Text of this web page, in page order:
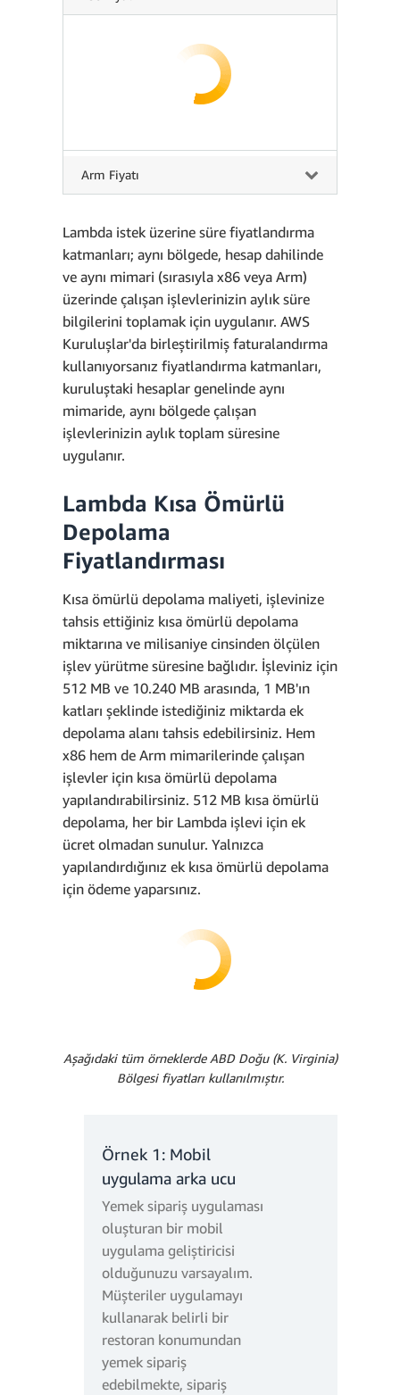
Arm Fiyatı
Lambda istek üzerine süre fiyatlandırma
katmanları; aynı bölgede, hesap dahilinde
ve aynı mimari (sırasıyla x86 veya Arm)
üzerinde çalışan işlevlerinizin aylık süre
bilgilerini toplamak için uygulanır. AWS
Kuruluşlar'da birleştirilmiş faturalandırma
kullanıyorsanız fiyatlandırma katmanları,
kuruluştaki hesaplar genelinde aynı
mimaride, aynı bölgede çalışan
işlevlerinizin aylık toplam süresine
uygulanır.
Lambda Kısa Ömürlü
Depolama
Fiyatlandırması
Kısa ömürlü depolama maliyeti, işlevinize
tahsis ettiğiniz kısa ömürlü depolama
miktarına ve milisaniye cinsinden ölçülen
işlev yürütme süresine bağlıdır. İşleviniz için
512 MB ve 10.240 MB arasında, 1 MB'ın
katları şeklinde istediğiniz miktarda ek
depolama alanı tahsis edebilirsiniz. Hem
x86 hem de Arm mimarilerinde çalışan
işlevler için kısa ömürlü depolama
yapılandırabilirsiniz. 512 MB kısa ömürlü
depolama, her bir Lambda işlevi için ek
ücret olmadan sunulur. Yalnızca
yapılandırdığınız ek kısa ömürlü depolama
için ödeme yaparsınız.
Aşağıdaki tüm örneklerde ABD Doğu (K. Virginia)
Bölgesi fiyatları kullanılmıştır.
Örnek 1: Mobil
uygulama arka ucu
Yemek sipariş uygulaması
oluşturan bir mobil
uygulama geliştiricisi
olduğunuzu varsayalım.
Müşteriler uygulamayı
kullanarak belirli bir
restoran konumundan
yemek sipariş
edebilmekte, sipariş